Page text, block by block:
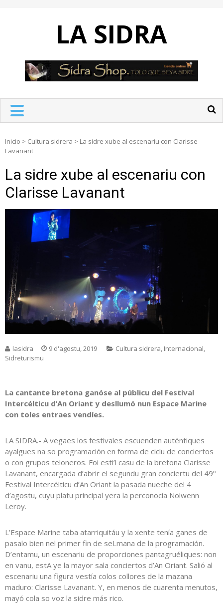
LA SIDRA
Inicio > Cultura sidrera > La sidre xube al escenariu con Clarisse
Lavanant
La sidre xube al escenariu con
Clarisse Lavanant
lasidra 9 d'agostu, 2019 Cultura sidrera, Internacional,
Sidreturismu
La cantante bretona ganóse al públicu del Festival
Intercélticu d’An Oriant y desllumó nun Espace Marine
con toles entraes vendíes.
LA SIDRA.- A vegaes los festivales escuenden auténtiques
ayalgues na so programación en forma de ciclu de conciertos
o con grupos teloneros. Foi esti’l casu de la bretona Clarisse
Lavanant, encargada d’abrir el segundu gran conciertu del 49º
Festival Intercélticu d’An Oriant la pasada nueche del 4
d’agostu, cuyu platu principal yera la perconocía Nolwenn
Leroy.
L’Espace Marine taba atarriquitáu y la xente tenía ganes de
pasalo bien nel primer fin de seLmana de la programación.
D’entamu, un escenariu de proporciones pantagruéliques: non
en vanu, estA ye la mayor sala conciertos d’An Oriant. Salió al
escenariu una figura vestía colos collores de la mazana
maduro: Clarisse Lavanant. Y, en menos de cuarenta menutos,
mayó cola so voz la sidre más rico.